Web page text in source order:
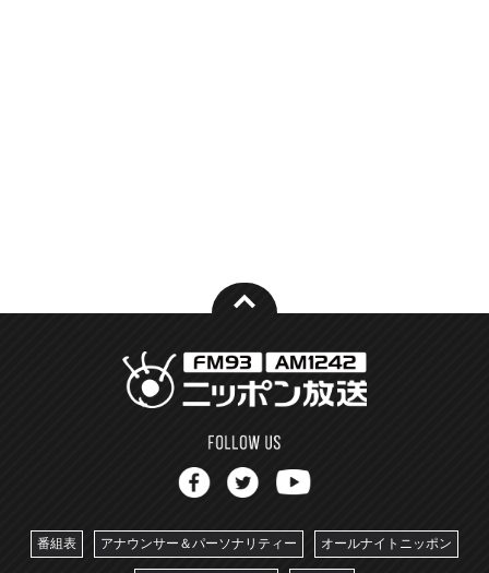
番組表 アナウンサー＆パーソナリティー オールナイトニッポン